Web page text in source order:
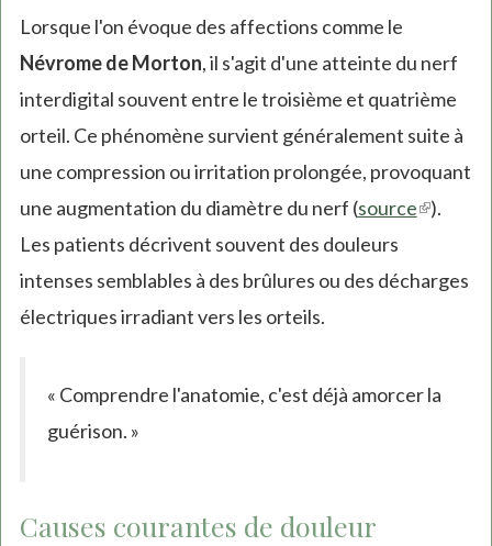
Lorsque l'on évoque des affections comme le
Névrome de Morton, il s'agit d'une atteinte du nerf
interdigital souvent entre le troisième et quatrième
orteil. Ce phénomène survient généralement suite à
une compression ou irritation prolongée, provoquant
une augmentation du diamètre du nerf (source(link
).
Les patients décrivent souvent des douleurs
intenses semblables à des brûlures ou des décharges
électriques irradiant vers les orteils.
« Comprendre l'anatomie, c'est déjà amorcer la
guérison. »
Causes courantes de douleur